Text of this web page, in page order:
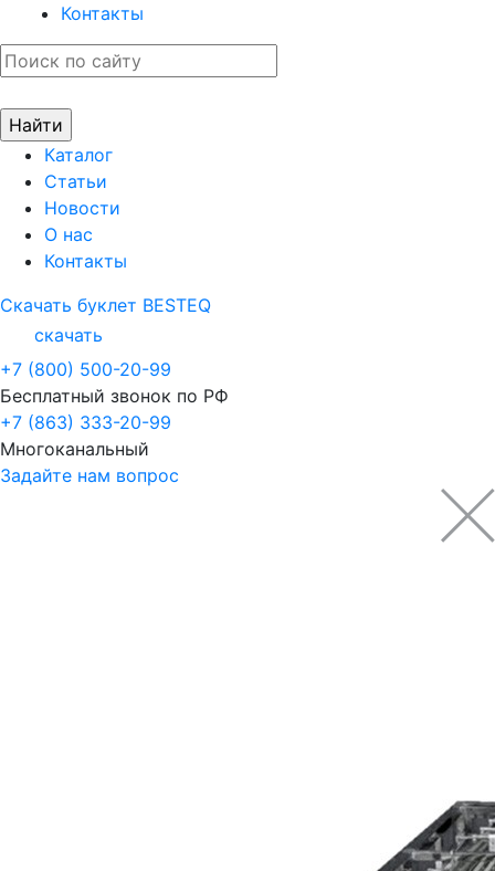
Контакты
Каталог
Статьи
Новости
О нас
Контакты
Скачать буклет BESTEQ
скачать
+7 (800) 500-20-99
Бесплатный звонок по РФ
+7 (863) 333-20-99
Многоканальный
Задайте нам вопрос